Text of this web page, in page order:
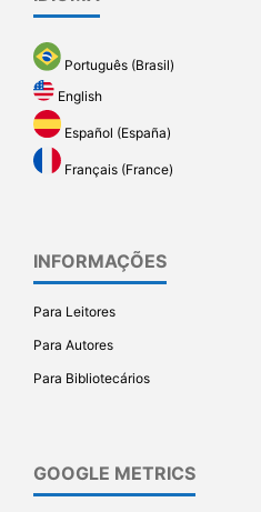
Português (Brasil)
English
Español (España)
Français (France)
INFORMAÇÕES
Para Leitores
Para Autores
Para Bibliotecários
GOOGLE METRICS